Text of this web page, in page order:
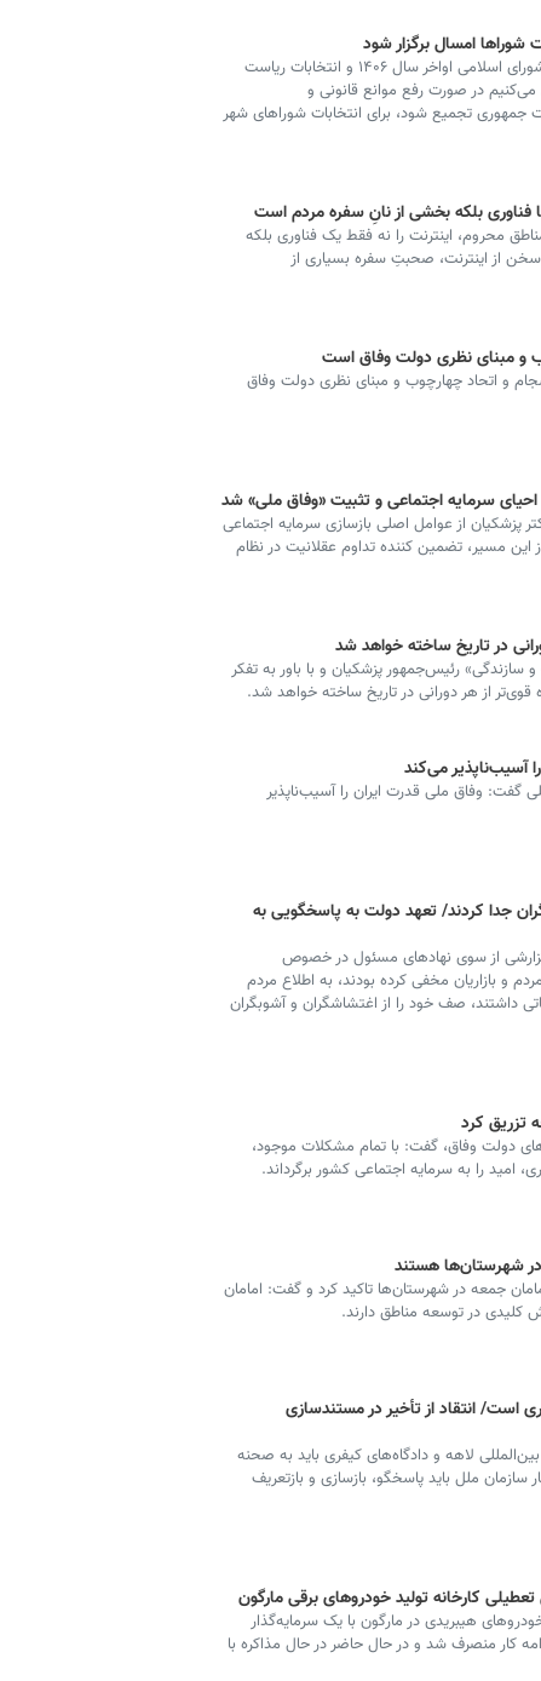
شوراها امسال برگزار شود
سخنگوی وزارت کشور گفت: انتخابات مجلس شورای اسلامی اواخر سال ۱۴۰۶ و انتخابات ریاست
می‌شود و تلاش می‌کنیم در صورت رفع موانع قانونی و
جمهوری تجمیع شود، برای انتخابات شوراهای شهر
فناوری بلکه بخشی از نانِ سفره مردم است
محروم، اینترنت را نه فقط یک فناوری بلکه
از اینترنت، صحبتِ سفره بسیاری از
و مبنای نظری دولت وفاق است
و اتحاد چهارچوب و مبنای نظری دولت وفاق
سرمایه اجتماعی و تثبیت «وفاق ملی» شد
پزشکیان از عوامل اصلی بازسازی سرمایه اجتماعی
مسیر، تضمین کننده تداوم عقلانیت در نظام
در تاریخ ساخته خواهد شد
رئیس‌جمهور پزشکیان و با باور به تفکر
از هر دورانی در تاریخ ساخته خواهد شد.
آسیب‌ناپذیر می‌کند
گفت: وفاق ملی قدرت ایران را آسیب‌ناپذیر
جدا کردند/ تعهد دولت به پاسخگویی به
از سوی نهادهای مسئول در خصوص
و بازاریان مخفی کرده بودند، به اطلاع مردم
داشتند، صف خود را از اغتشاشگران و آشوبگران
تزریق کرد
دولت وفاق، گفت: با تمام مشکلات موجود،
امید را به سرمایه اجتماعی کشور برگرداند.
شهرستان‌ها هستند
جمعه در شهرستان‌ها تاکید کرد و گفت: امامان
کلیدی در توسعه مناطق دارند.
است/ انتقاد از تأخیر در مستندسازی
لاهه و دادگاه‌های کیفری باید به صحنه
ملل باید پاسخگو، بازسازی و بازتعریف
کارخانه تولید خودروهای برقی مارگون
هیبریدی در مارگون با یک سرمایه‌گذار
کار منصرف شد و در حال حاضر در حال مذاکره با